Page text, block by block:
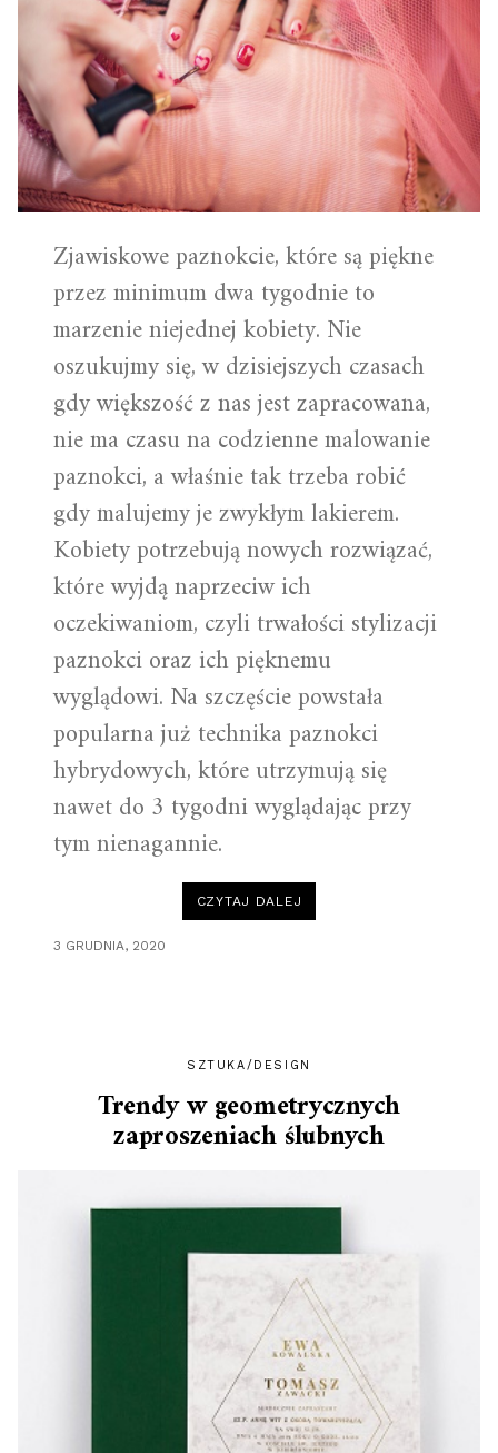
Zjawiskowe paznokcie, które są piękne
przez minimum dwa tygodnie to
marzenie niejednej kobiety. Nie
oszukujmy się, w dzisiejszych czasach
gdy większość z nas jest zapracowana,
nie ma czasu na codzienne malowanie
paznokci, a właśnie tak trzeba robić
gdy malujemy je zwykłym lakierem.
Kobiety potrzebują nowych rozwiązać,
które wyjdą naprzeciw ich
oczekiwaniom, czyli trwałości stylizacji
paznokci oraz ich pięknemu
wyglądowi. Na szczęście powstała
popularna już technika paznokci
hybrydowych, które utrzymują się
nawet do 3 tygodni wyglądając przy
tym nienagannie.
CZYTAJ DALEJ
3 GRUDNIA, 2020
SZTUKA/DESIGN
Trendy w geometrycznych
zaproszeniach ślubnych